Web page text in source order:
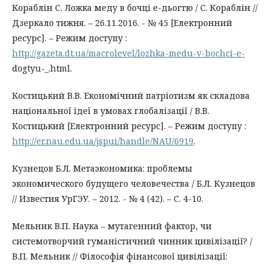
Кораблін С. Ложка меду в бочці е-дьогтю / С. Кораблін //
Дзеркало тижня. – 26.11.2016. - № 45 [Електронний
ресурс]. – Режим доступу :
http://gazeta.dt.ua/macrolevel/lozhka-medu-v-bochci-e-
dogtyu-_.html.
Костицький В.В. Економічний патріотизм як складова
національної ідеї в умовах глобалізації / В.В.
Костицький [Електронний ресурс]. – Режим доступу :
http://er.nau.edu.ua/jspui/handle/NAU/6919.
Кузнецов Б.Л. Метаэкономика: проблемы
экономического будущего человечества / Б.Л. Кузнецов
// Известия УрГЭУ. – 2012. - № 4 (42). – С. 4-10.
Мельник В.П. Наука – мутагенний фактор, чи
системотворчий гуманістичний чинник цивілізації? /
В.П. Мельник // Філософія фінансової цивілізації: